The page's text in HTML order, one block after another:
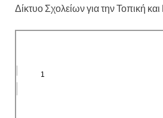
Δίκτυο Σχολείων για την Τοπική